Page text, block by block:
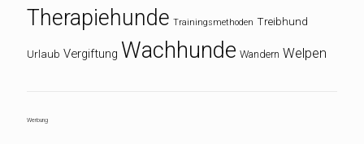
Therapiehunde Trainingsmethoden Treibhund
Urlaub Vergiftung Wachhunde Wandern Welpen
Werbung